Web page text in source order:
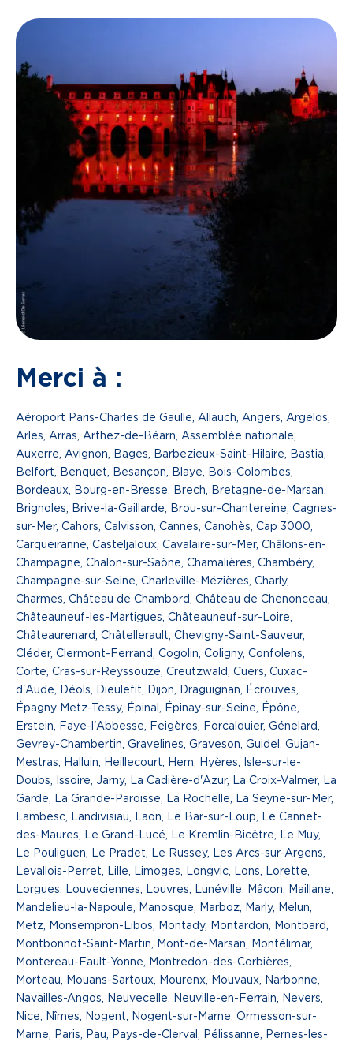
Merci à :
Aéroport Paris-Charles de Gaulle, Allauch, Angers, Argelos,
Arles, Arras, Arthez-de-Béarn, Assemblée nationale,
Auxerre, Avignon, Bages, Barbezieux-Saint-Hilaire, Bastia,
Belfort, Benquet, Besançon, Blaye, Bois-Colombes,
Bordeaux, Bourg-en-Bresse, Brech, Bretagne-de-Marsan,
Brignoles, Brive-la-Gaillarde, Brou-sur-Chantereine, Cagnes-
sur-Mer, Cahors, Calvisson, Cannes, Canohès, Cap 3000,
Carqueiranne, Casteljaloux, Cavalaire-sur-Mer, Châlons-en-
Champagne, Chalon-sur-Saône, Chamalières, Chambéry,
Champagne-sur-Seine, Charleville-Mézières, Charly,
Charmes, Château de Chambord, Château de Chenonceau,
Châteauneuf-les-Martigues, Châteauneuf-sur-Loire,
Châteaurenard, Châtellerault, Chevigny-Saint-Sauveur,
Cléder, Clermont-Ferrand, Cogolin, Coligny, Confolens,
Corte, Cras-sur-Reyssouze, Creutzwald, Cuers, Cuxac-
d'Aude, Déols, Dieulefit, Dijon, Draguignan, Écrouves,
Épagny Metz-Tessy, Épinal, Épinay-sur-Seine, Épône,
Erstein, Faye-l'Abbesse, Feigères, Forcalquier, Génelard,
Gevrey-Chambertin, Gravelines, Graveson, Guidel, Gujan-
Mestras, Halluin, Heillecourt, Hem, Hyères, Isle-sur-le-
Doubs, Issoire, Jarny, La Cadière-d'Azur, La Croix-Valmer, La
Garde, La Grande-Paroisse, La Rochelle, La Seyne-sur-Mer,
Lambesc, Landivisiau, Laon, Le Bar-sur-Loup, Le Cannet-
des-Maures, Le Grand-Lucé, Le Kremlin-Bicêtre, Le Muy,
Le Pouliguen, Le Pradet, Le Russey, Les Arcs-sur-Argens,
Levallois-Perret, Lille, Limoges, Longvic, Lons, Lorette,
Lorgues, Louveciennes, Louvres, Lunéville, Mâcon, Maillane,
Mandelieu-la-Napoule, Manosque, Marboz, Marly, Melun,
Metz, Monsempron-Libos, Montady, Montardon, Montbard,
Montbonnot-Saint-Martin, Mont-de-Marsan, Montélimar,
Montereau-Fault-Yonne, Montredon-des-Corbières,
Morteau, Mouans-Sartoux, Mourenx, Mouvaux, Narbonne,
Navailles-Angos, Neuvecelle, Neuville-en-Ferrain, Nevers,
Nice, Nîmes, Nogent, Nogent-sur-Marne, Ormesson-sur-
Marne, Paris, Pau, Pays-de-Clerval, Pélissanne, Pernes-les-